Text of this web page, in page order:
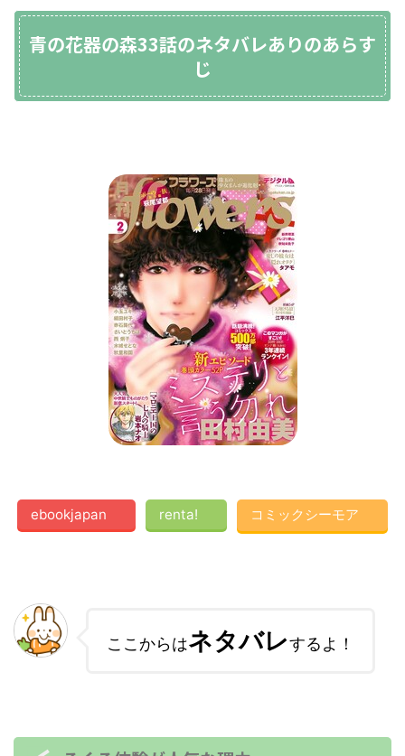
青の花器の森33話のネタバレありのあらす
じ
ebookjapan renta! コミックシーモア
ここからはネタバレするよ！